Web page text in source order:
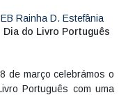
Rainha D. Estefânia
do Livro Português
de março celebrámos o
Português com uma